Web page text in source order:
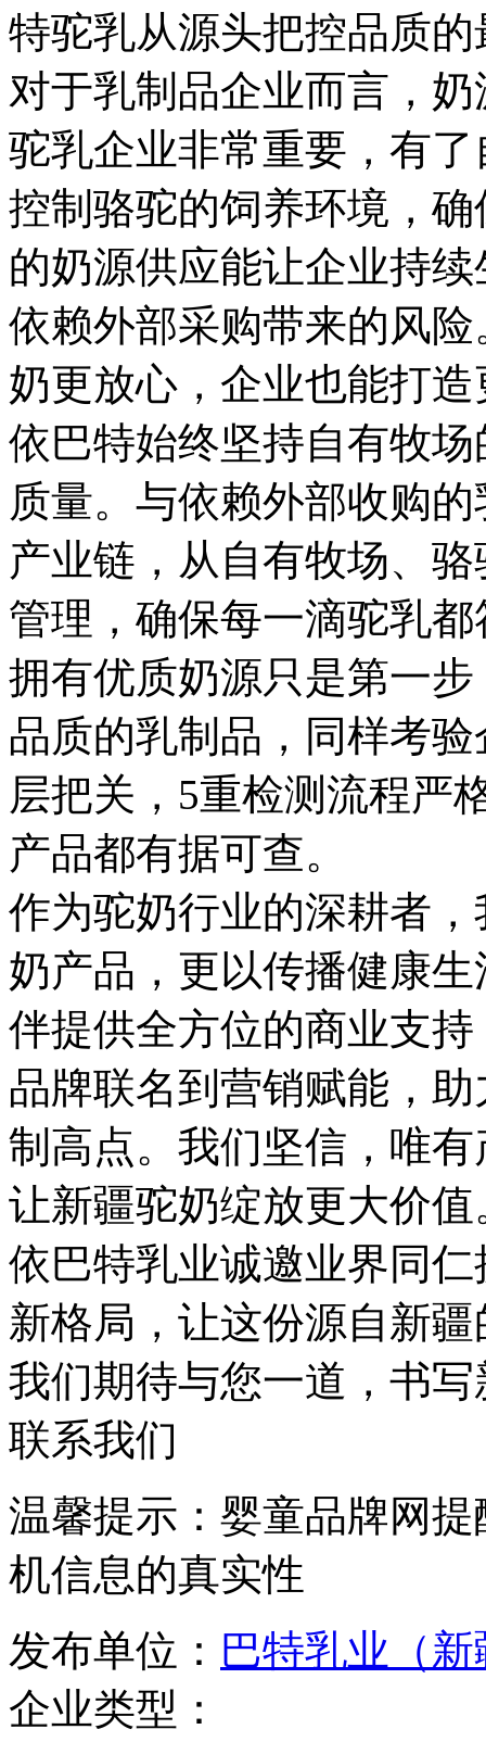
特驼乳从源头把控品质
对于乳制品企业而言，
驼乳企业非常重要，有
控制骆驼的饲养环境，
的奶源供应能让企业持
依赖外部采购带来的风
奶更放心，企业也能打
依巴特始终坚持自有牧
质量。与依赖外部收购
产业链，从自有牧场、
管理，确保每一滴驼乳
拥有优质奶源只是第一
品质的乳制品，同样考
层把关，5重检测流程严
产品都有据可查。
作为驼奶行业的深耕者
奶产品，更以传播健康
伴提供全方位的商业支
品牌联名到营销赋能，
制高点。我们坚信，唯
让新疆驼奶绽放更大价值
依巴特乳业诚邀业界同
新格局，让这份源自新
我们期待与您一道，书
联系我们
温馨提示：婴童品牌网
机信息的真实性
发布单位： 巴特乳业（
企业类型：